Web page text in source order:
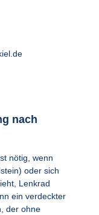
nach
nötig, wenn
oder sich
Lenkrad
ein verdeckter
der ohne